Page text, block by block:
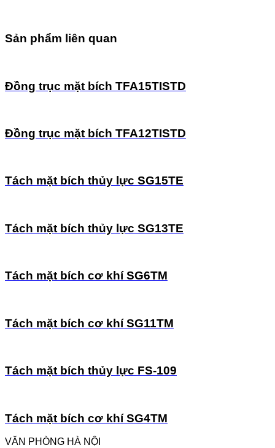
Sản phẩm liên quan
Đồng trục mặt bích TFA15TISTD
Đồng trục mặt bích TFA12TISTD
Tách mặt bích thủy lực SG15TE
Tách mặt bích thủy lực SG13TE
Tách mặt bích cơ khí SG6TM
Tách mặt bích cơ khí SG11TM
Tách mặt bích thủy lực FS-109
Tách mặt bích cơ khí SG4TM
VĂN PHÒNG HÀ NỘI